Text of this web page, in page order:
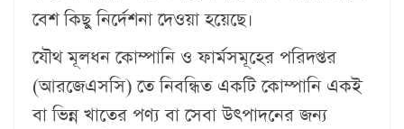
বেশ কিছু নির্দেশনা দেওয়া হয়েছে।
যৌথ মূলধন কোম্পানি ও ফার্মসমূহের পরিদপ্তর
(আরজেএসসি) তে নিবন্ধিত একটি কোম্পানি একই
বা ভিন্ন খাতের পণ্য বা সেবা উৎপাদনের জন্য